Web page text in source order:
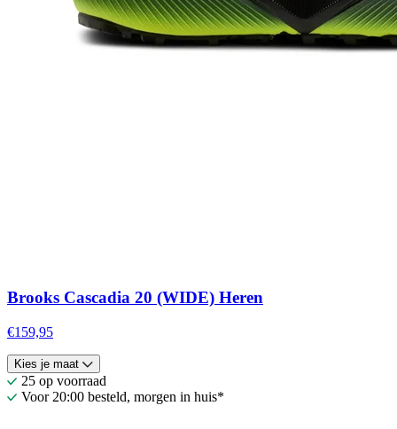
Brooks Cascadia 20 (WIDE) Heren
€159,95
Kies je maat
25 op voorraad
Voor 20:00 besteld, morgen in huis*